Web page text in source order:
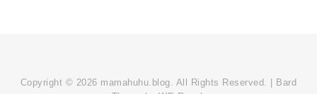
Copyright © 2026 mamahuhu.blog. All Rights Reserved. |
Bard